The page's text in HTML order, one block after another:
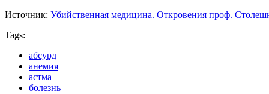
Источник: Убийственная медицина. Откровения проф.
Tags:
абсурд
анемия
астма
болезнь